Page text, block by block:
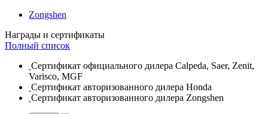
Zongshen
Награды и сертификаты
Полный список
Сертификат официального дилера Calpeda, Saer, Zenit,
Varisco, MGF
Сертификат авторизованного дилера Honda
Сертификат авторизованного дилера Zongshen